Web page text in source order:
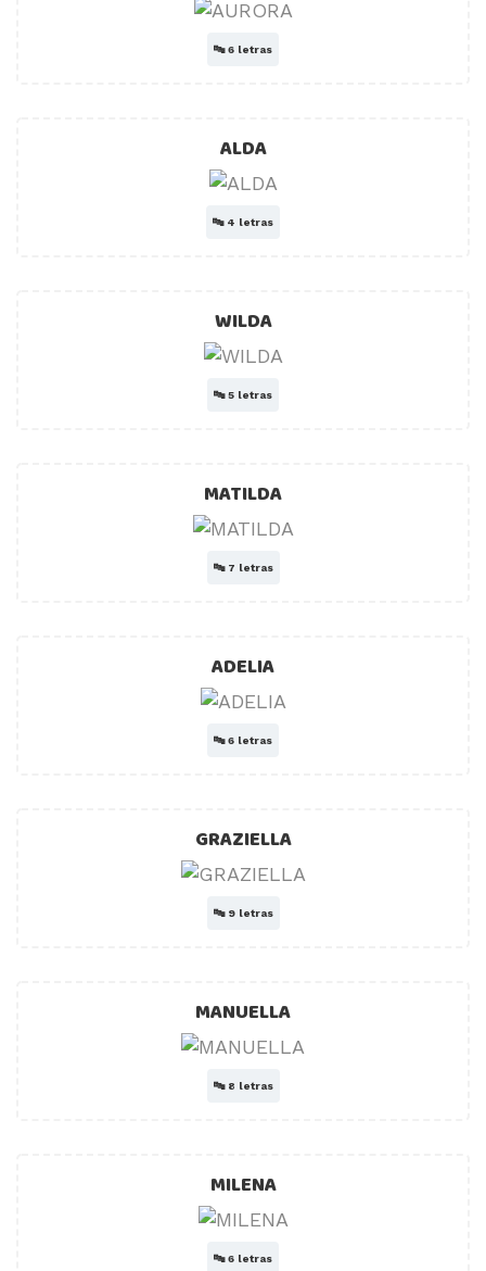
🔤6 letras
ALDA
🔤 4 letras
WILDA
🔤5 letras
MATILDA
🔤 7 letras
ADELIA
🔤6 letras
GRAZIELLA
🔤 9 letras
MANUELLA
🔤 8 letras
MILENA
🔤6 letras